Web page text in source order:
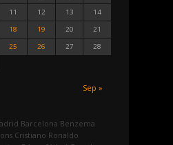
Sep »
11 12 13
14
18 19 20
21
25 26 27
28
Barcelona Benzema
Cristiano Ronaldo